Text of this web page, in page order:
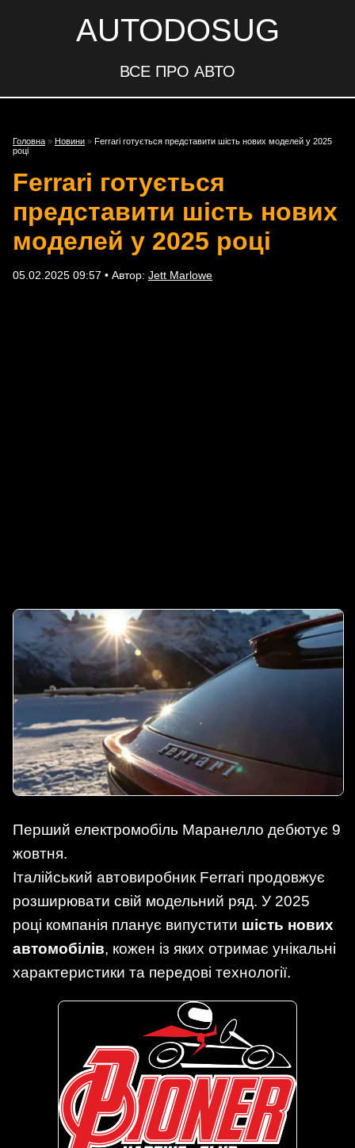
AUTODOSUG
ВСЕ ПРО АВТО
Головна » Новини » Ferrari готується представити шість нових моделей у 2025
році
Ferrari готується
представити шість нових
моделей у 2025 році
05.02.2025 09:57 • Автор: Jett Marlowe
Перший електромобіль Маранелло дебютує 9
жовтня.
Італійський автовиробник Ferrari продовжує
розширювати свій модельний ряд. У 2025
році компанія планує випустити шість нових
автомобілів, кожен із яких отримає унікальні
характеристики та передові технології.